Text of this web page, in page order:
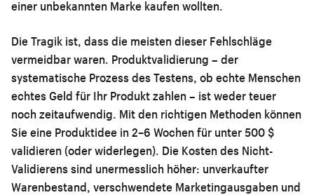
einer unbekannten Marke kaufen wollten.
Die Tragik ist, dass die meisten dieser Fehlschläge
vermeidbar waren. Produktvalidierung – der
systematische Prozess des Testens, ob echte Menschen
echtes Geld für Ihr Produkt zahlen – ist weder teuer
noch zeitaufwendig. Mit den richtigen Methoden können
Sie eine Produktidee in 2–6 Wochen für unter 500 $
validieren (oder widerlegen). Die Kosten des Nicht-
Validierens sind unermesslich höher: unverkaufter
Warenbestand, verschwendete Marketingausgaben und